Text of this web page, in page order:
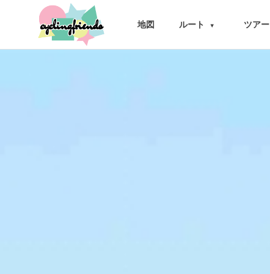
cyclingfriends 地図 ルート ▾ ツアー